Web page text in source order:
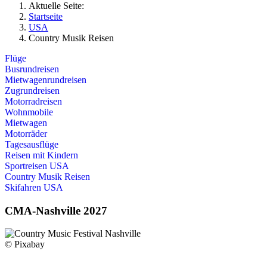
Aktuelle Seite:
Startseite
USA
Country Musik Reisen
Flüge
Busrundreisen
Mietwagenrundreisen
Zugrundreisen
Motorradreisen
Wohnmobile
Mietwagen
Motorräder
Tagesausflüge
Reisen mit Kindern
Sportreisen USA
Country Musik Reisen
Skifahren USA
CMA-Nashville 2027
© Pixabay